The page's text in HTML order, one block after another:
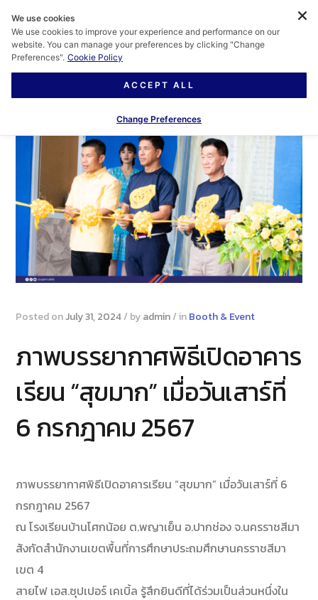
Posted onJuly 31, 2024/ byadmin/ inBooth & Event
ภาพบรรยากาศพิธีเปิดอาคาร
เรียน “สุขมาก” เมื่อวันเสาร์ที่
6 กรกฎาคม 2567
ภาพบรรยากาศพิธีเปิดอาคารเรียน “สุขมาก” เมื่อวันเสาร์ที่ 6
กรกฎาคม 2567
ณ โรงเรียนบ้านโศกน้อย ต.พญาเย็น อ.ปากช่อง จ.นครราชสีมา
สังกัดสำนักงานเขตพื้นที่การศึกษาประถมศึกษานครราชสีมา
เขต 4
สายไฟ เอส.ซุปเปอร์ เคเบิ้ล รู้สึกยินดีที่ได้ร่วมเป็นส่วนหนึ่งใน
We use cookies
We use cookies to improve your experience and performance on our
website. You can manage your preferences by clicking "Change
Preferences". Cookie Policy
ACCEPT ALL
Change Preferences